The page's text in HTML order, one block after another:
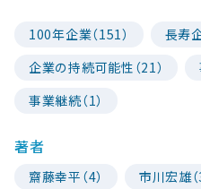
100年企業（151）
長寿
企業の持続可能性（21）
事業継続（1）
著者
齋藤幸平（4） 市川宏雄（